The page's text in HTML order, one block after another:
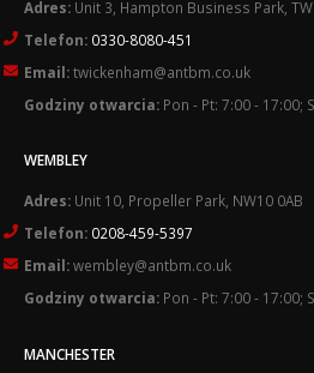
Adres: Unit 3, Hampton Business Park,
Telefon: 0330-8080-451
Email:twickenham@antbm.co.uk
Godziny otwarcia: Pon - Pt: 7:00 - 17:00;
WEMBLEY
Adres: Unit 10, Propeller Park, NW10 0AB
Telefon: 0208-459-5397
Email:wembley@antbm.co.uk
Godziny otwarcia: Pon - Pt: 7:00 - 17:00;
MANCHESTER